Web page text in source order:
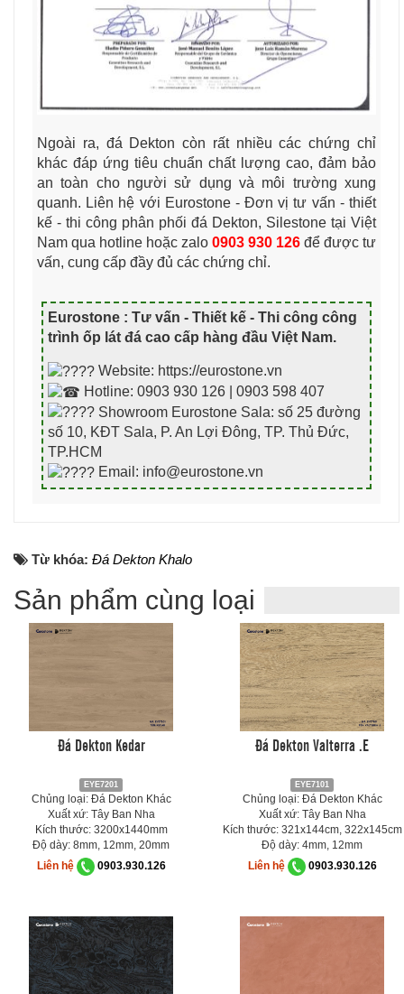
Ngoài ra, đá Dekton còn rất nhiều các chứng chỉ
khác đáp ứng tiêu chuẩn chất lượng cao, đảm bảo
an toàn cho người sử dụng và môi trường xung
quanh. Liên hệ với Eurostone - Đơn vị tư vấn - thiết
kế - thi công phân phối đá Dekton, Silestone tại Việt
Nam qua hotline hoặc zalo 0903 930 126 để được tư
vấn, cung cấp đầy đủ các chứng chỉ.
Eurostone : Tư vấn - Thiết kế - Thi công công
trình ốp lát đá cao cấp hàng đầu Việt Nam.
Website: https://eurostone.vn
Hotline: 0903 930 126 | 0903 598 407
Showroom Eurostone Sala: số 25 đường
số 10, KĐT Sala, P. An Lợi Đông, TP. Thủ Đức,
TP.HCM
Email: info@eurostone.vn
Từ khóa: Đá Dekton Khalo
Sản phẩm cùng loại
Đá Dekton Kedar
EYE7201
Chủng loại: Đá Dekton Khác
Xuất xứ: Tây Ban Nha
Kích thước: 3200x1440mm
Độ dày: 8mm, 12mm, 20mm
Liên hệ
0903.930.126
Đá Dekton Valterra .E
EYE7101
Chủng loại: Đá Dekton Khác
Xuất xứ: Tây Ban Nha
Kích thước: 321x144cm, 322x145cm
Độ dày: 4mm, 12mm
Liên hệ
0903.930.126